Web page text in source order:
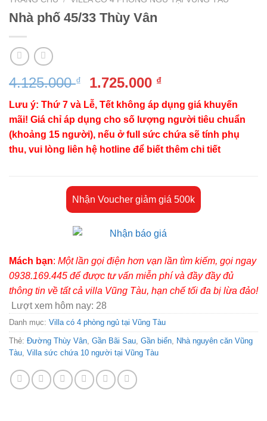
Nhà phố 45/33 Thùy Vân
4.125.000₫
Giá
gốc
là:
4.125.000 ₫.
1.725.000 ₫Giá
tại
là:
1.725.000 ₫.
Lưu ý: Thứ 7 và Lễ, Tết không áp dụng giá khuyến
mãi! Giá chỉ áp dụng cho số lượng người tiêu chuẩn
(khoảng 15 người), nếu ở full sức chứa sẽ tính phụ
thu, vui lòng liên hệ hotline để biết thêm chi tiết
Nhận Voucher giảm giá 500k
Mách bạn: Một lần gọi điện hơn vạn lần tìm kiếm, gọi ngay
0938.169.445 để được tư vấn miễn phí và đầy đầy đủ
thông tin về tất cả villa Vũng Tàu, hạn chế tối đa bị lừa đảo!
Lượt xem hôm nay: 28
Danh mục: Villa có 4 phòng ngủ tại Vũng Tàu
Thẻ: Đường Thùy Vân Gần Bãi Sau Gần biển
Nhà nguyên căn Vũng
Tàu Villa sức chứa 10 người tại Vũng Tàu